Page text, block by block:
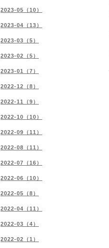
2023-05（10）
2023-04（13）
2023-03（5）
2023-02（5）
2023-01（7）
2022-12（8）
2022-11（9）
2022-10（10）
2022-09（11）
2022-08（11）
2022-07（16）
2022-06（10）
2022-05（8）
2022-04（11）
2022-03（4）
2022-02（1）